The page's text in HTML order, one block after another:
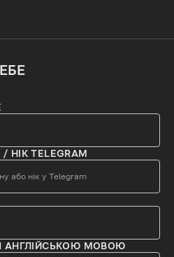
TELEGRAM
АНГЛІЙСЬКОЮ МОВОЮ